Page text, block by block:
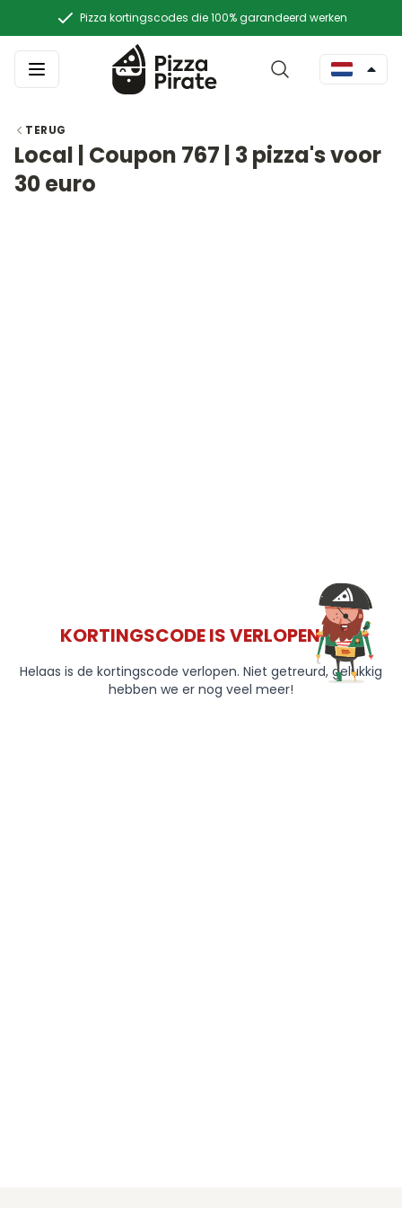
Pizza kortingscodes die 100% garandeerd werken
TERUG
Local | Coupon 767 | 3 pizza's voor
30 euro
KORTINGSCODE IS VERLOPEN 😞
Helaas is de kortingscode verlopen. Niet getreurd, gelukkig
hebben we er nog veel meer!